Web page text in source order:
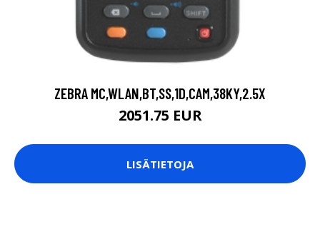
ZEBRA MC,WLAN,BT,SS,1D,CAM,38KY,2.5X
2051.75 EUR
LISÄTIETOJA